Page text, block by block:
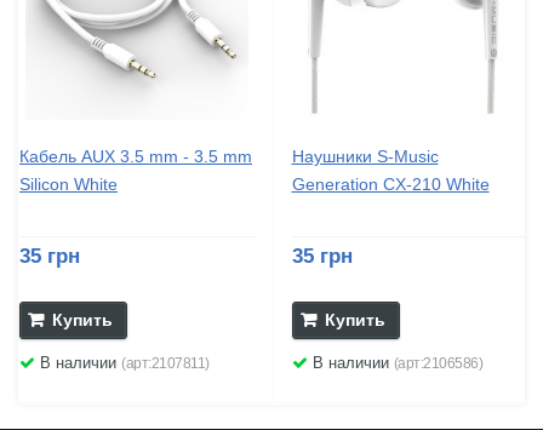
Кабель AUX 3.5 mm - 3.5 mm
Silicon White
35 грн
Купить
В наличии (арт:2107811)
Наушники S-Music
Generation CX-210 White
35 грн
Купить
В наличии (арт:2106586)